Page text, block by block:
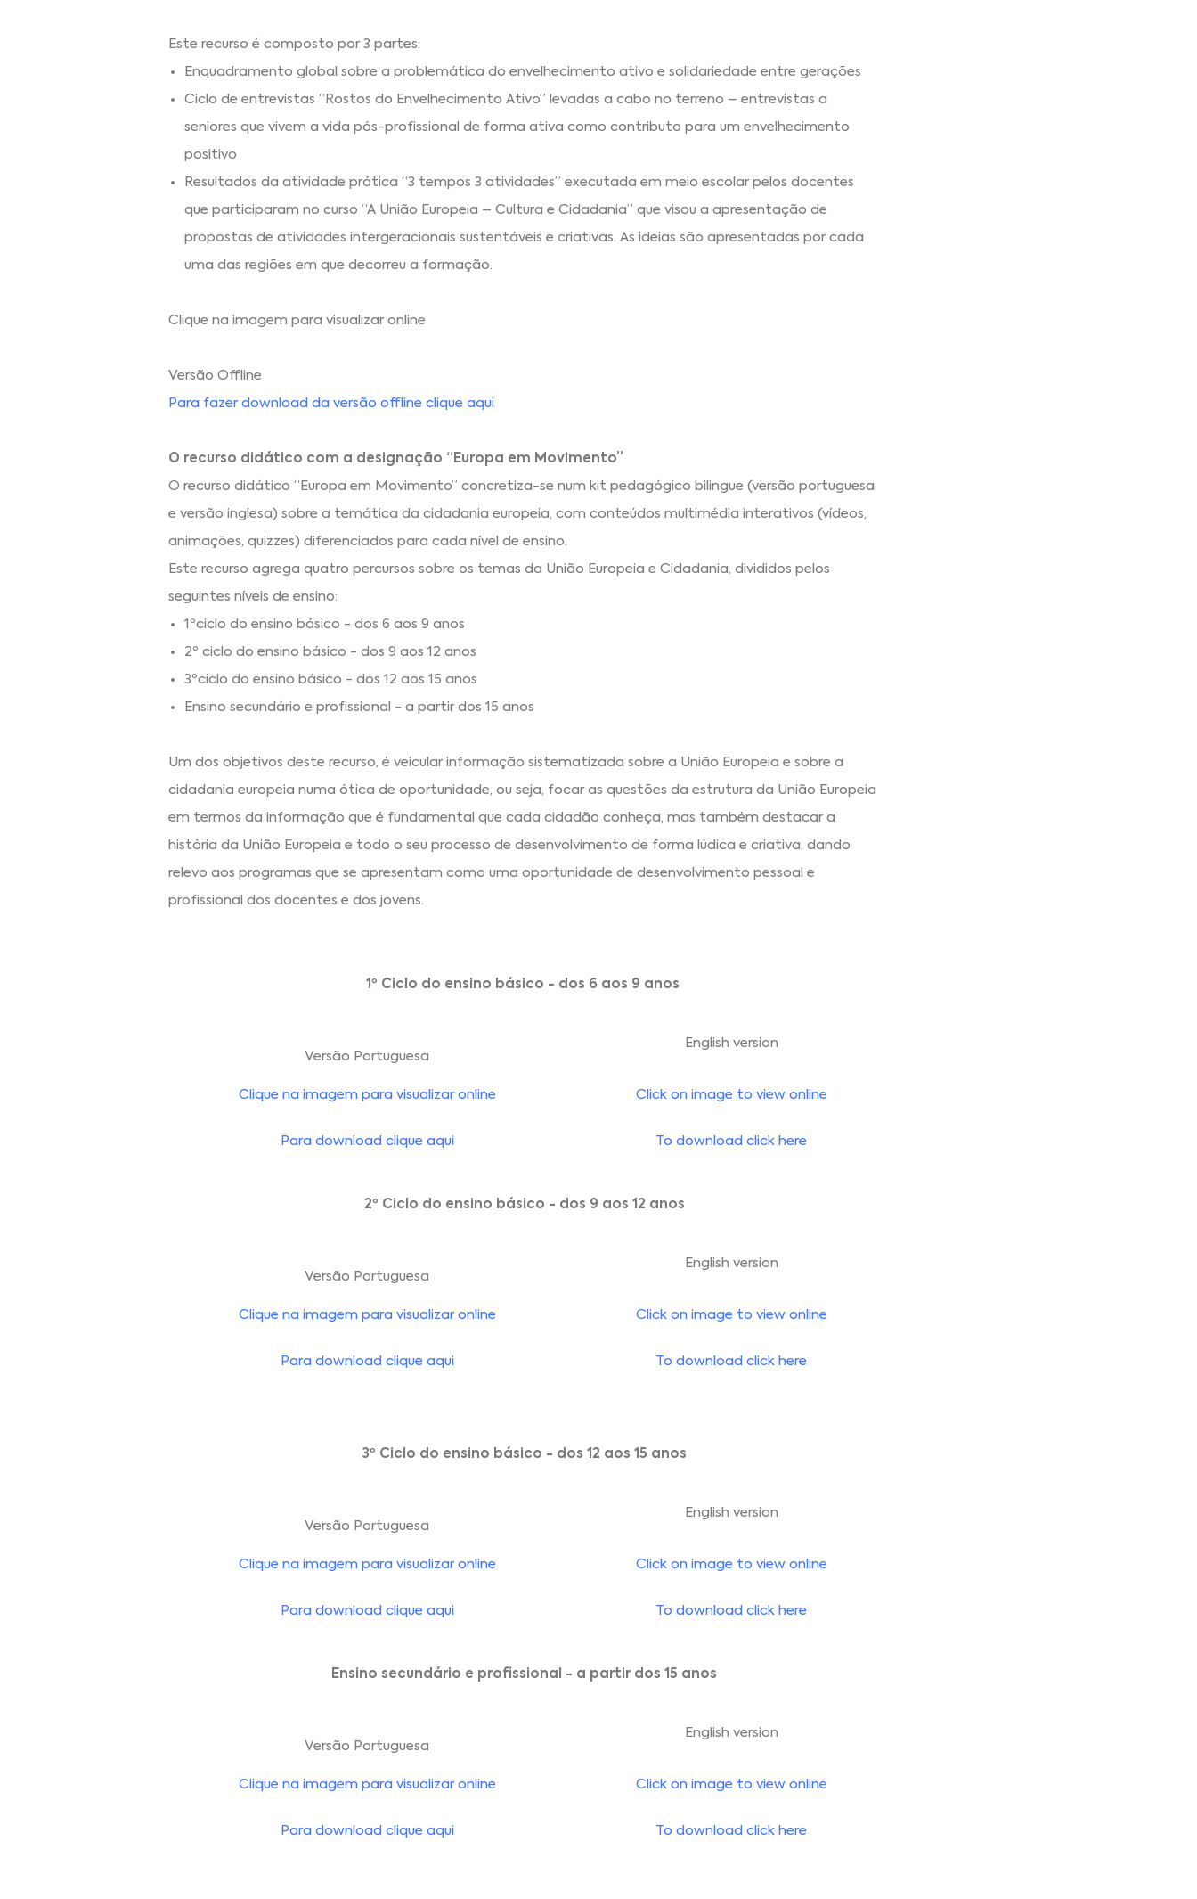
Este recurso é composto por 3 partes:
Enquadramento global sobre a problemática do envelhecimento ativo e solidariedade entre gerações
Ciclo de entrevistas “Rostos do Envelhecimento Ativo” levadas a cabo no terreno – entrevistas a
seniores que vivem a vida pós-profissional de forma ativa como contributo para um envelhecimento
positivo
Resultados da atividade prática “3 tempos 3 atividades” executada em meio escolar pelos docentes
que participaram no curso “A União Europeia – Cultura e Cidadania” que visou a apresentação de
propostas de atividades intergeracionais sustentáveis e criativas. As ideias são apresentadas por cada
uma das regiões em que decorreu a formação.
Clique na imagem para visualizar online
Versão Offline
Para fazer download da versão offline clique aqui
O recurso didático com a designação “Europa em Movimento”
O recurso didático “Europa em Movimento” concretiza-se num kit pedagógico bilingue (versão portuguesa
e versão inglesa) sobre a temática da cidadania europeia, com conteúdos multimédia interativos (vídeos,
animações, quizzes) diferenciados para cada nível de ensino.
Este recurso agrega quatro percursos sobre os temas da União Europeia e Cidadania, divididos pelos
seguintes níveis de ensino:
1ºciclo do ensino básico - dos 6 aos 9 anos
2º ciclo do ensino básico - dos 9 aos 12 anos
3ºciclo do ensino básico - dos 12 aos 15 anos
Ensino secundário e profissional - a partir dos 15 anos
Um dos objetivos deste recurso, é veicular informação sistematizada sobre a União Europeia e sobre a
cidadania europeia numa ótica de oportunidade, ou seja, focar as questões da estrutura da União Europeia
em termos da informação que é fundamental que cada cidadão conheça, mas também destacar a
história da União Europeia e todo o seu processo de desenvolvimento de forma lúdica e criativa, dando
relevo aos programas que se apresentam como uma oportunidade de desenvolvimento pessoal e
profissional dos docentes e dos jovens.
1º Ciclo do ensino básico - dos 6 aos 9 anos
Versão Portuguesa
English version
Clique na imagem para visualizar online Click on image to view online
Para download clique aqui To download click here
2º Ciclo do ensino básico - dos 9 aos 12 anos
Versão Portuguesa
English version
Clique na imagem para visualizar online Click on image to view online
Para download clique aqui To download click here
3º Ciclo do ensino básico - dos 12 aos 15 anos
Versão Portuguesa
English version
Clique na imagem para visualizar online Click on image to view online
Para download clique aqui To download click here
Ensino secundário e profissional - a partir dos 15 anos
Versão Portuguesa
English version
Clique na imagem para visualizar online Click on image to view online
Para download clique aqui To download click here